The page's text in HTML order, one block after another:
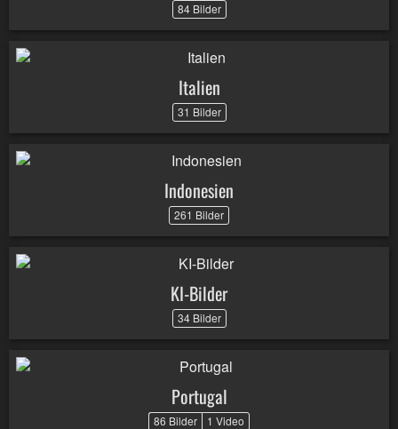
84 Bilder
Italien
31 Bilder
Indonesien
261 Bilder
KI-Bilder
34 Bilder
Portugal
86 Bilder 1 Video